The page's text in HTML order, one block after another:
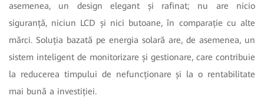
asemenea, un design elegant și rafinat; nu are nicio
siguranță, niciun LCD și nici butoane, în comparație cu alte
mărci. Soluția bazată pe energia solară are, de asemenea, un
sistem inteligent de monitorizare și gestionare, care contribuie
la reducerea timpului de nefuncționare și la o rentabilitate
mai bună a investiției.